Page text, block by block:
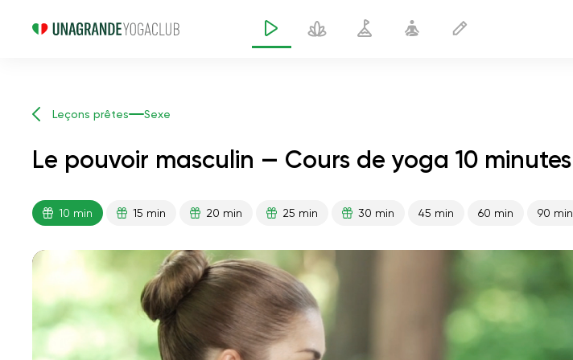
Leçons prêtes Sexe
Le pouvoir masculin — Cours de yoga 10 minutes
10 min 15 min 20 min 25 min 30 min 45 min 60 min 90 min